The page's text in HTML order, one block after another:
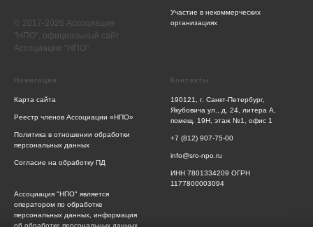
© 2017-2026 Ассоциация
"НПО", официальный сайт
Ассоциации "НПО"
Участие в некоммерческих
организациях
Навигация
Карта сайта
Реестр членов Ассоциации «НПО»
Политика в отношении обработки
персональных данных
Согласие на обработку ПД
Ассоциация "НПО" является
оператором по обработке
персональных данных, информация
об обработке персональных данных
Контакты
190121, г. Санкт-Петербург,
Якубовича ул., д. 24, литера А,
помещ. 19Н, этаж №1, офис 1
+7 (812) 907-75-00
info@sro-npo.ru
ИНН 7801334209 ОГРН
1177800003094